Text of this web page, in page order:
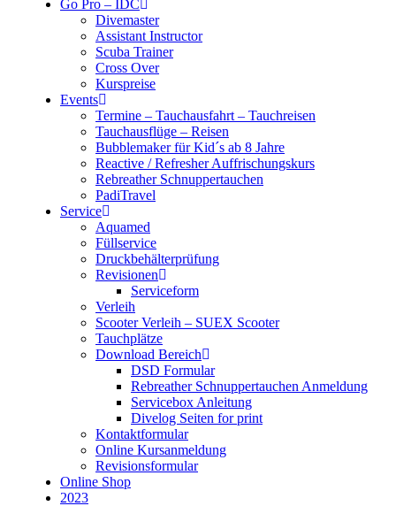
Go Pro – IDC
Divemaster
Assistant Instructor
Scuba Trainer
Cross Over
Kurspreise
Events
Termine – Tauchausfahrt – Tauchreisen
Tauchausflüge – Reisen
Bubblemaker für Kid´s ab 8 Jahre
Reactive / Refresher Auffrischungskurs
Rebreather Schnuppertauchen
PadiTravel
Service
Aquamed
Füllservice
Druckbehälterprüfung
Revisionen
Serviceform
Verleih
Scooter Verleih – SUEX Scooter
Tauchplätze
Download Bereich
DSD Formular
Rebreather Schnuppertauchen Anmeldung
Servicebox Anleitung
Divelog Seiten for print
Kontaktformular
Online Kursanmeldung
Revisionsformular
Online Shop
2023